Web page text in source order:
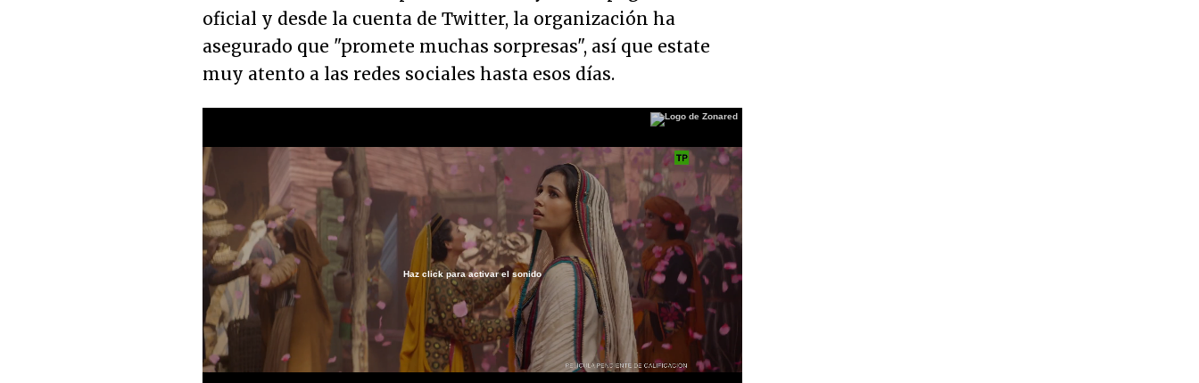
oficial y desde la cuenta de Twitter, la organización ha
asegurado que "promete muchas sorpresas", así que estate
muy atento a las redes sociales hasta esos días.
28.94%
Haz click para activar el sonido